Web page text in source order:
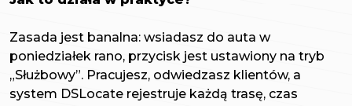
Zasada jest banalna: wsiadasz do auta w
poniedziałek rano, przycisk jest ustawiony na tryb
„Służbowy”. Pracujesz, odwiedzasz klientów, a
system DSLocate rejestruje każdą trasę, czas